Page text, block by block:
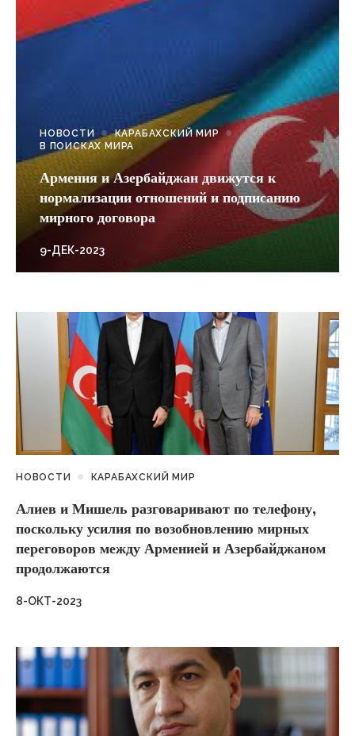
НОВОСТИ
КАРАБАХСКИЙ МИР
В ПОИСКАХ МИРА
Армения и Азербайджан движутся к
нормализации отношений и подписанию
мирного договора
9-ДЕК-2023
НОВОСТИ КАРАБАХСКИЙ МИР
Алиев и Мишель разговаривают по телефону,
поскольку усилия по возобновлению мирных
переговоров между Арменией и Азербайджаном
продолжаются
8-ОКТ-2023